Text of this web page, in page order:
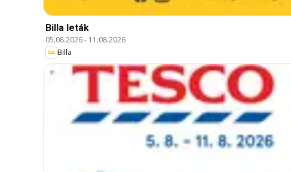
Billa leták
05.08.2026- 11.08.2026
Billa